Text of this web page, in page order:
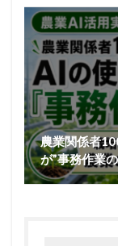
農業関係者
が”事務作業